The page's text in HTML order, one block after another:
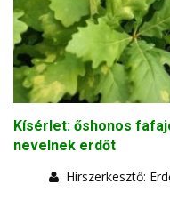
Kísérlet: őshonos
nevelnek erdőt
Hírszerkesztő: